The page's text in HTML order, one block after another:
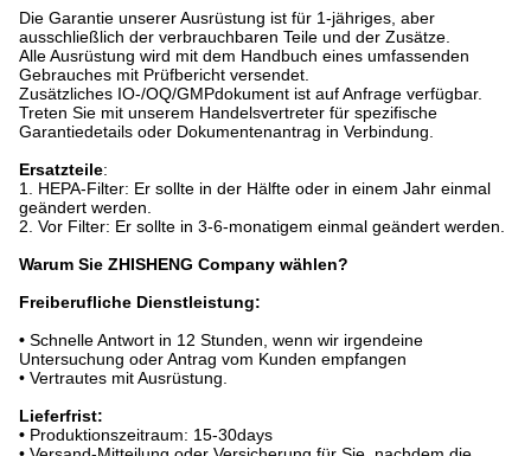
Die Garantie unserer Ausrüstung ist für 1-jähriges, aber
ausschließlich der verbrauchbaren Teile und der Zusätze.
Alle Ausrüstung wird mit dem Handbuch eines umfassenden
Gebrauches mit Prüfbericht versendet.
Zusätzliches IO-/OQ/GMPdokument ist auf Anfrage verfügbar.
Treten Sie mit unserem Handelsvertreter für spezifische
Garantiedetails oder Dokumentenantrag in Verbindung.
Ersatzteile:
1. HEPA-Filter: Er sollte in der Hälfte oder in einem Jahr einmal
geändert werden.
2. Vor Filter: Er sollte in 3-6-monatigem einmal geändert werden.
Warum Sie ZHISHENG Company wählen?
Freiberufliche Dienstleistung:
• Schnelle Antwort in 12 Stunden, wenn wir irgendeine
Untersuchung oder Antrag vom Kunden empfangen
• Vertrautes mit Ausrüstung.
Lieferfrist:
• Produktionszeitraum: 15-30days